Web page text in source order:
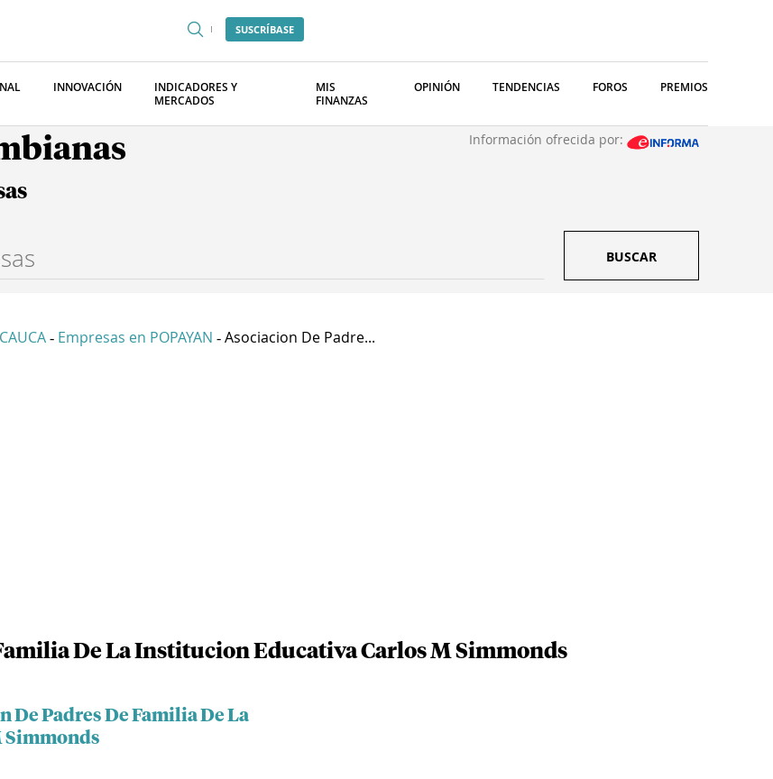
SUSCRÍBASE
INNOVACIÓN
INDICADORES Y
MERCADOS
MIS
FINANZAS
OPINIÓN TENDENCIAS FOROS PREMIOS
Información ofrecida por:
BUSCAR
- Empresas en POPAYAN - Asociacion De Padre...
De La Institucion Educativa Carlos M Simmonds
De Padres De Familia De La
Simmonds